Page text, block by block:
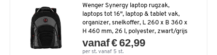
Wenger Synergy laptop rugzak,
laptops tot 16", laptop & tablet vak,
organizer, snelkoffer, L 260 x B 360 x
H 460 mm, 26 l, polyester, zwart/grijs
vanaf € 62,99
per st. vanaf 5 st.